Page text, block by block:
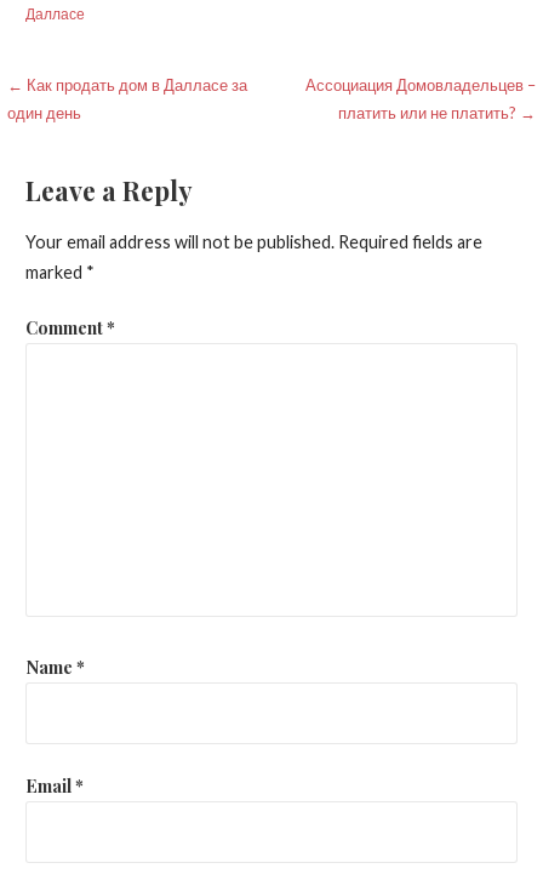
Далласе
Post
navigation
← Как продать дом в Далласе за
один день
Ассоциация Домовладельцев –
платить или не платить? →
Leave a Reply
Your email address will not be published. Required fields are
marked *
Comment*
Name *
Email*